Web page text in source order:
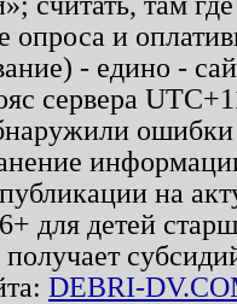
опроса и
- едино -
сервера
ошибки
на
для детей
DEBRI-